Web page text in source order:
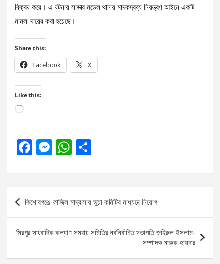
বিক্রয় করে। এ ঘটনায় সাভার মডেল থানায় মাদকদ্রব্য নিয়ন্ত্রণ আইনে একটি
মামলা দায়ের করা হয়েছে।
Share this:
Facebook X
Like this:
Loading…
F
ce
o
o
M
se
n
g
er
W
at
A
p
ar
Post
navigation
কিশোরগঞ্জে ফাজিল মাদ্রাসায় ভুয়া কমিটির মাধ্যমে নিয়োগ
মিরপুর সাংবাদিক কল্যাণ সমবায় সমিতির নবনির্বাচিত সভাপতি জহিরুল ইসলাম-
সম্পাদক মারুক হায়দার